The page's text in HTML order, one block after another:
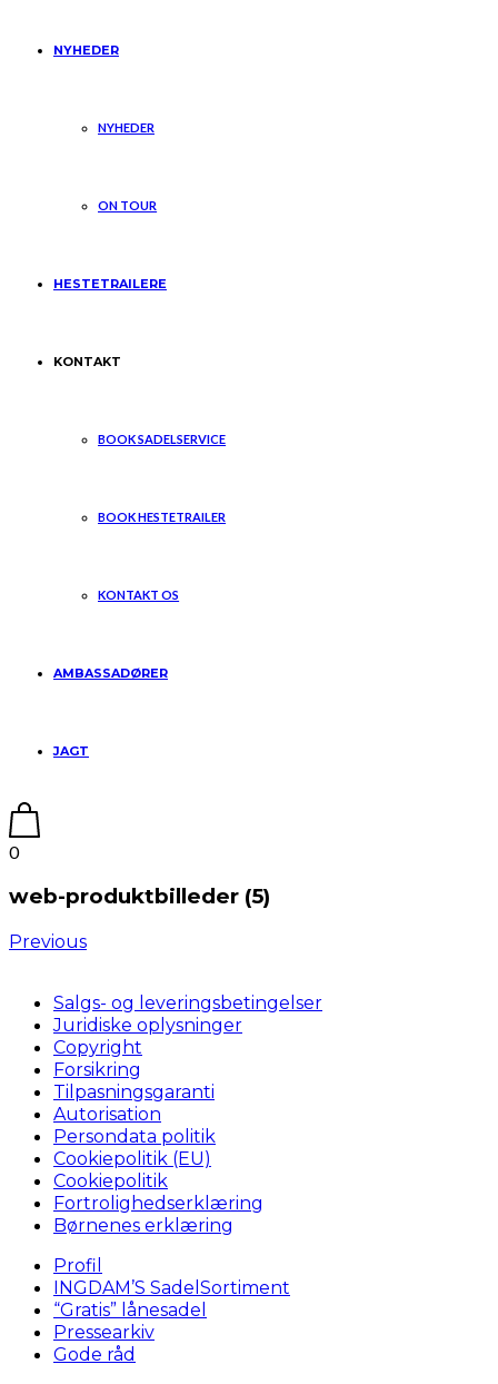
NYHEDER
NYHEDER
ON TOUR
HESTETRAILERE
KONTAKT
BOOK SADELSERVICE
BOOK HESTETRAILER
KONTAKT OS
AMBASSADØRER
JAGT
0
web-produktbilleder (5)
Previous
Salgs- og leveringsbetingelser
Juridiske oplysninger
Copyright
Forsikring
Tilpasningsgaranti
Autorisation
Persondata politik
Cookiepolitik (EU)
Cookiepolitik
Fortrolighedserklæring
Børnenes erklæring
Profil
INGDAM’S SadelSortiment
“Gratis” lånesadel
Pressearkiv
Gode råd